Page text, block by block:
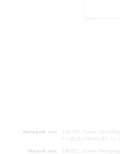
Большой зал:
191186, Санкт-
+7 (812) 240-01-00, +7
Малый зал:
191011, Санкт-